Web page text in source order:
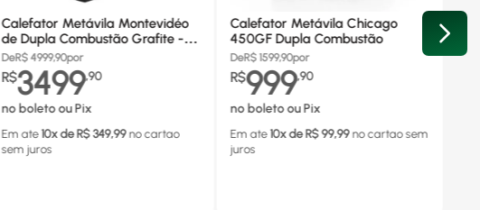
Calefator Metávila Montevidéo
de Dupla Combustão Grafite -
880GF
DeR$ 4999,90por
R$3499,90
no boleto ou Pix
Em ate 10x de R$ 349,99 no cartao
sem juros
Calefator Metávila Chicago
450GF Dupla Combustão
DeR$ 1599,90por
R$999,90
no boleto ou Pix
Em ate 10x de R$ 99,99 no cartaosem
juros